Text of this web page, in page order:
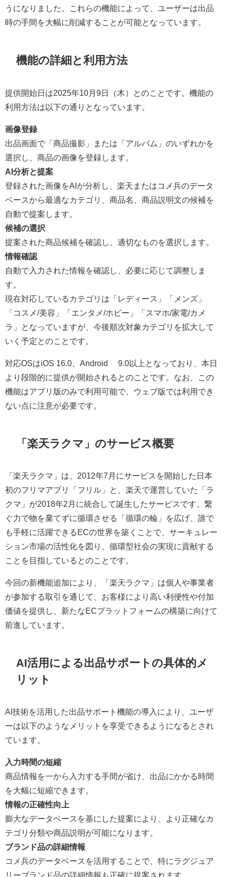
うになりました。これらの機能によって、ユーザーは出品
時の手間を大幅に削減することが可能となっています。
機能の詳細と利用方法
提供開始日は2025年10月9日（木）とのことです。機能の
利用方法は以下の通りとなっています。
画像登録
出品画面で「商品撮影」または「アルバム」のいずれかを
選択し、商品の画像を登録します。
AI分析と提案
登録された画像をAIが分析し、楽天またはコメ兵のデータ
ベースから最適なカテゴリ、商品名、商品説明文の候補を
自動で提案します。
候補の選択
提案された商品候補を確認し、適切なものを選択します。
情報確認
自動で入力された情報を確認し、必要に応じて調整しま
す。
現在対応しているカテゴリは「レディース」「メンズ」
「コスメ/美容」「エンタメ/ホビー」「スマホ/家電/カメ
ラ」となっていますが、今後順次対象カテゴリを拡大して
いく予定とのことです。
対応OSはiOS 16.0、Android™︎ 9.0以上となっており、本日
より段階的に提供が開始されるとのことです。なお、この
機能はアプリ版のみで利用可能で、ウェブ版では利用でき
ない点に注意が必要です。
「楽天ラクマ」のサービス概要
「楽天ラクマ」は、2012年7月にサービスを開始した日本
初のフリマアプリ「フリル」と、楽天で運営していた「ラ
クマ」が2018年2月に統合して誕生したサービスです。繋
ぐ力で物を棄てずに循環させる「循環の輪」を広げ、誰で
も手軽に活躍できるECの世界を築くことで、サーキュレー
ション市場の活性化を図り、循環型社会の実現に貢献する
ことを目指しているとのことです。
今回の新機能追加により、「楽天ラクマ」は個人や事業者
が参加する取引を通じて、お客様により高い利便性や付加
価値を提供し、新たなECプラットフォームの構築に向けて
前進しています。
AI活用による出品サポートの具体的メ
リット
AI技術を活用した出品サポート機能の導入により、ユーザ
ーは以下のようなメリットを享受できるようになるとされ
ています。
入力時間の短縮
商品情報を一から入力する手間が省け、出品にかかる時間
を大幅に短縮できます。
情報の正確性向上
膨大なデータベースを基にした提案により、より正確なカ
テゴリ分類や商品説明が可能になります。
ブランド品の詳細情報
コメ兵のデータベースを活用することで、特にラグジュア
リーブランド品の詳細情報も正確に提案されます。